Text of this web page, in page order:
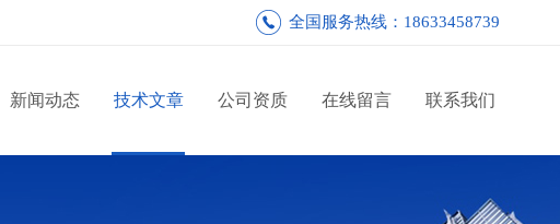
全国服务热线：18633458739
新闻动态 技术文章 公司资质 在线留言 联系我们